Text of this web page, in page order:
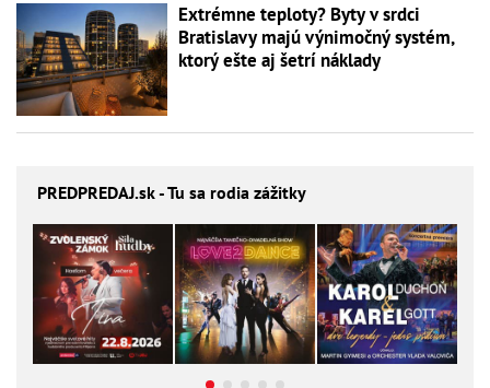
Extrémne teploty? Byty v srdci
Bratislavy majú výnimočný systém,
ktorý ešte aj šetrí náklady
PREDPREDAJ.sk - Tu sa rodia zážitky